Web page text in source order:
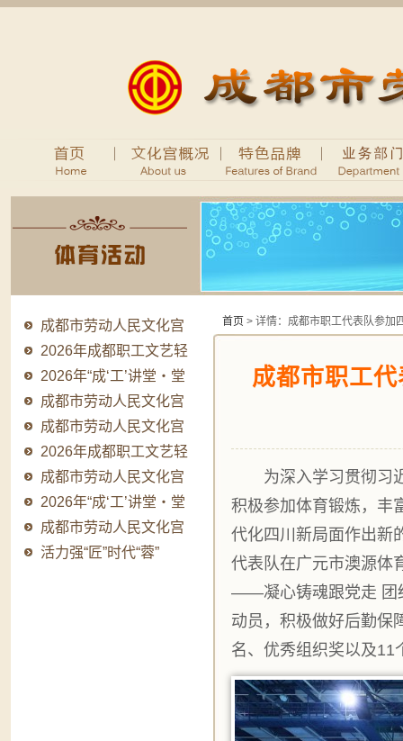
成都市劳动人民文化宫
2026年法律顾问..
2026年成都职工文艺轻
骑队品牌提升系..
2026年“成‘工’讲堂・堂
堂有料”职..
成都市劳动人民文化宫
2026年成“工”..
成都市劳动人民文化宫
主题微短剧创作..
2026年成都职工文艺轻
骑队品牌提升系..
成都市劳动人民文化宫
2026年成“工”..
2026年“成‘工’讲堂・堂
堂有料”职..
成都市劳动人民文化宫
主题微短剧创作..
活力强“匠”时代“蓉”
首页 > 详情：成都市职工代表队参加
成都市职工
为深入学习贯彻习近
积极参加体育锻炼，丰
代化四川新局面作出新
代表队在广元市澳源体
——凝心铸魂跟党走 团
动员，积极做好后勤保
名、优秀组织奖以及11